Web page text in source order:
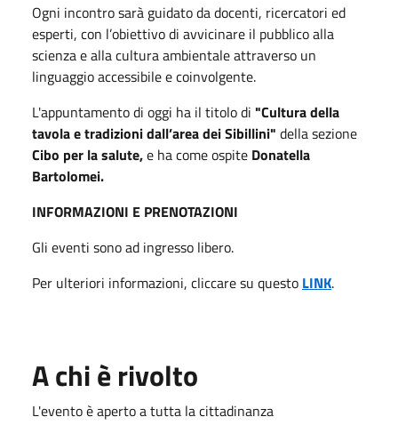
Ogni incontro sarà guidato da docenti, ricercatori ed
esperti, con l’obiettivo di avvicinare il pubblico alla
scienza e alla cultura ambientale attraverso un
linguaggio accessibile e coinvolgente.
L'appuntamento di oggi ha il titolo di "Cultura della
tavola e tradizioni dall’area dei Sibillini" della sezione
Cibo per la salute,e ha come ospite Donatella
Bartolomei.
INFORMAZIONI E PRENOTAZIONI
Gli eventi sono ad ingresso libero.
Per ulteriori informazioni, cliccare su questo LINK.
A chi è rivolto
L'evento è aperto a tutta la cittadinanza